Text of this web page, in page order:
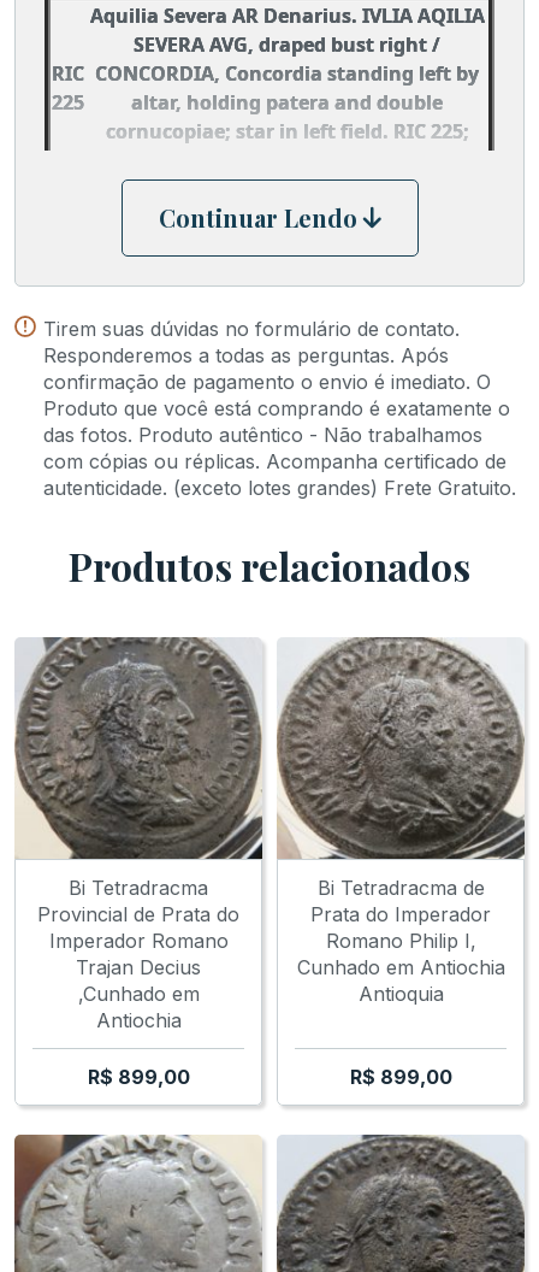
RIC
225
Aquilia Severa AR Denarius. IVLIA AQILIA
SEVERA AVG, draped bust right /
CONCORDIA, Concordia standing left by
altar, holding patera and double
cornucopiae; star in left field. RIC 225;
Continuar Lendo
Tirem suas dúvidas no formulário de contato.
Responderemos a todas as perguntas. Após
confirmação de pagamento o envio é imediato. O
Produto que você está comprando é exatamente o
das fotos. Produto autêntico - Não trabalhamos
com cópias ou réplicas. Acompanha certificado de
autenticidade. (exceto lotes grandes) Frete Gratuito.
Produtos relacionados
Bi Tetradracma
Provincial de Prata do
Imperador Romano
Trajan Decius
,Cunhado em
Antiochia
R$ 899,00
Bi Tetradracma de
Prata do Imperador
Romano Philip I,
Cunhado em Antiochia
Antioquia
R$ 899,00